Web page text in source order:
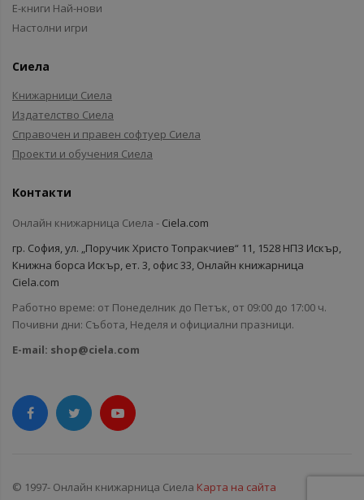
Е-книги Най-нови
Настолни игри
Сиела
Книжарници Сиела
Издателство Сиела
Справочен и правен софтуер Сиела
Проекти и обучения Сиела
Контакти
Онлайн книжарница Сиела - Ciela.com
гр. София, ул. „Поручик Христо Топракчиев“ 11, 1528 НПЗ Искър,
Книжна борса Искър, ет. 3, офис 33, Онлайн книжарница
Ciela.com
Работно време: от Понеделник до Петък, от 09:00 до 17:00 ч.
Почивни дни: Събота, Неделя и официални празници.
E-mail: shop@ciela.com
© 1997- Онлайн книжарница Сиела Карта на сайта